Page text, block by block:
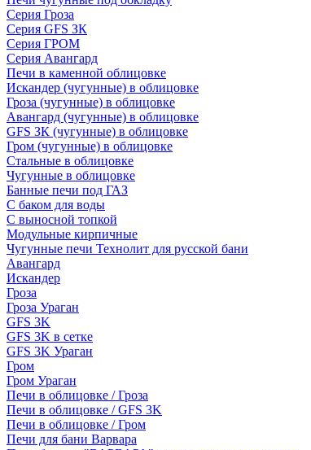
Серия Гроза
Серия GFS ЗК
Серия ГРОМ
Серия Авангард
Печи в каменной облицовке
Искандер (чугунные) в облицовке
Гроза (чугунные) в облицовке
Авангард (чугунные) в облицовке
GFS ЗК (чугунные) в облицовке
Гром (чугунные) в облицовке
Стальные в облицовке
Чугунные в облицовке
Банные печи под ГАЗ
С баком для воды
С выносной топкой
Модульные кирпичные
Чугунные печи Технолит для русской бани
Авангард
Искандер
Гроза
Гроза Ураган
GFS 3K
GFS 3K в сетке
GFS 3K Ураган
Гром
Гром Ураган
Печи в облицовке / Гроза
Печи в облицовке / GFS 3K
Печи в облицовке / Гром
Печи для бани Варвара